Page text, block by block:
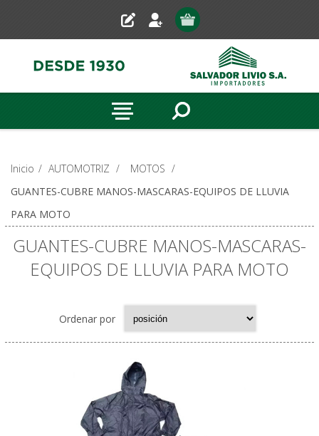
Inicio / AUTOMOTRIZ / MOTOS /
GUANTES-CUBRE MANOS-MASCARAS-EQUIPOS DE LLUVIA
PARA MOTO
GUANTES-CUBRE MANOS-MASCARAS-
EQUIPOS DE LLUVIA PARA MOTO
Ordenar por